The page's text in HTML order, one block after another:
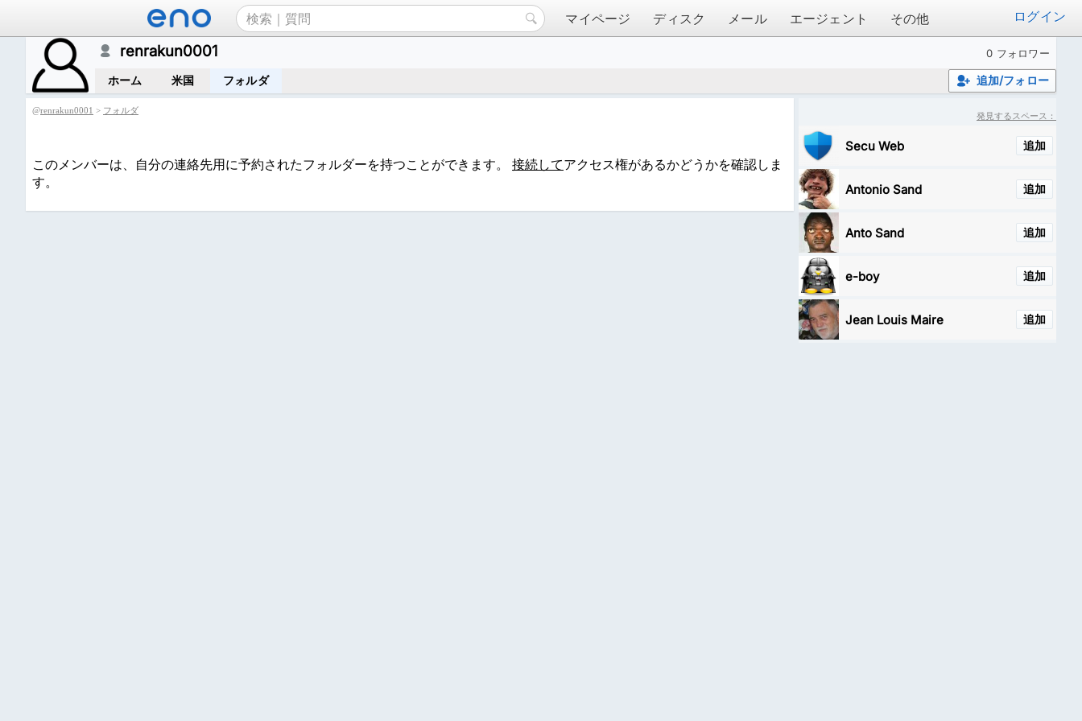
マイページ ディスク メール エージェント その他 ログイン
0 フォロワー
renrakun0001
追加/フォロー
ホーム 米国 フォルダ
@renrakun0001 > フォルダ
このメンバーは、自分の連絡先用に予約されたフォルダーを持つことができます。 接続してアクセス権があるかどうかを確認しま
す。
発見するスペース：
追加
Secu Web
追加
Antonio Sand
追加
Anto Sand
追加
e-boy
追加
Jean Louis Maire